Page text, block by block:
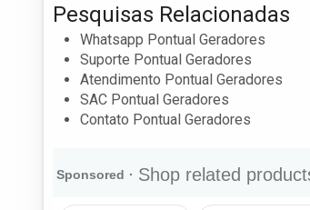
Pesquisas Relacionadas
Whatsapp Pontual Geradores
Suporte Pontual Geradores
Atendimento Pontual Geradores
SAC Pontual Geradores
Contato Pontual Geradores